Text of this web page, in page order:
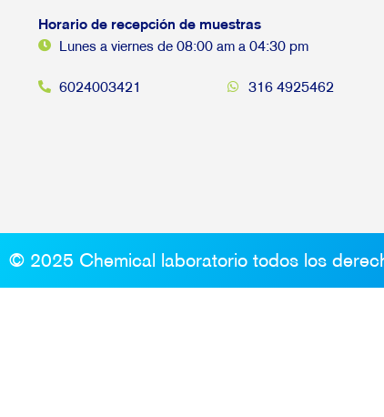
Horario de recepción de muestras
Lunes a viernes de 08:00 am a 04:30 pm
6024003421 316 4925462
© 2025 Chemical laboratorio todos los